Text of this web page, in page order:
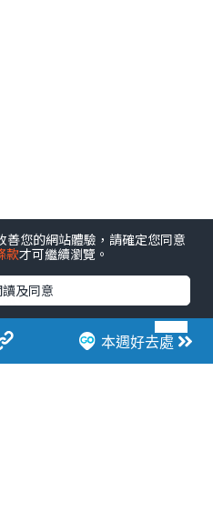
本週好去處
您的網站體驗，請確定您同意
款才可繼續瀏覽。
及同意